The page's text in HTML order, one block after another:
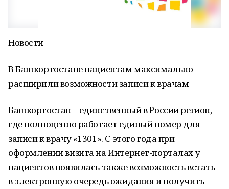
Новости
В Башкортостане пациентам максимально
расширили возможности записи к врачам
Башкортостан – единственный в России регион,
где полноценно работает единый номер для
записи к врачу «1301». С этого года при
оформлении визита на Интернет-порталах у
пациентов появилась также возможность встать
в электронную очередь ожидания и получить